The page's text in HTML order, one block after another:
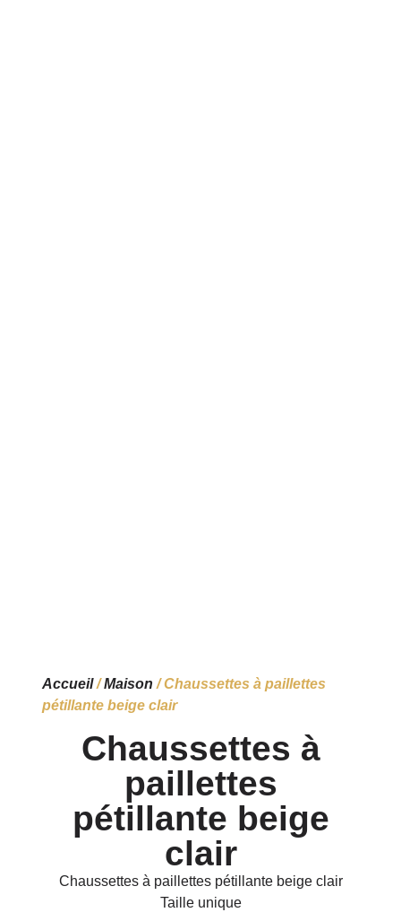
Accueil/Maison / Chaussettes à paillettes
pétillante beige clair
Chaussettes à
paillettes
pétillante beige
clair
Chaussettes à paillettes pétillante beige clair
Taille unique